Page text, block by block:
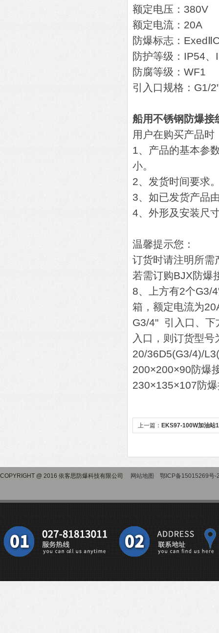
额定电压：380V
额定电流：20A
防爆标志：
防护等级：IP54
防腐等级：WF1
引入口规格：G1/
船用不锈钢防爆接
用户在购买产品
1、产品的基本参
小。
2、发货时间要求
3、如已发货产品
4、外形及安装尺
温馨提示您：
订货时请注明所需
若需订购BJX防爆
8、上方有2个G3/
箱，额定电流为
G3/4" 引入口、下
入口，则订货型号
20/36D5(G3/4)/
200×200×90防爆
230×135×107防
上一篇： EKS97-100W加油站
COPYRIGHT @ 2016 依客思防爆科技有限公司 网站地图 鄂ICP备15015269号-